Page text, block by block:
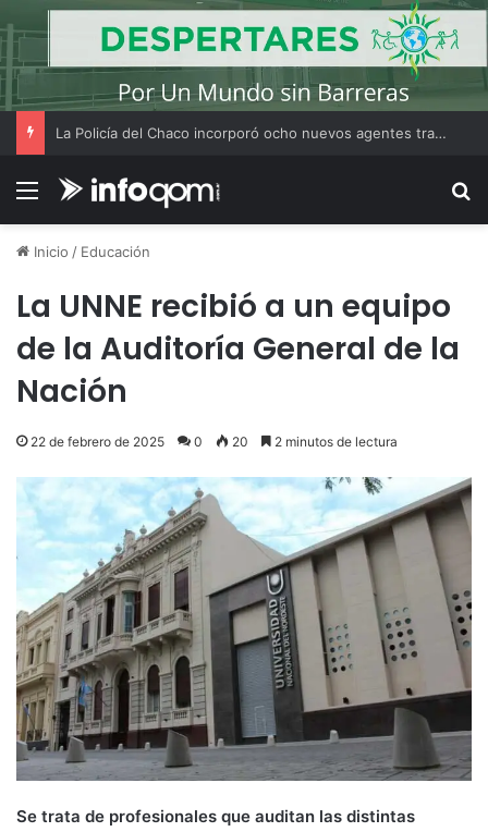
La Policía del Chaco incorporó ocho nuevos agentes tras un curso de actualización
Menú
Inicio / Educación
La UNNE recibió a un equipo
de la Auditoría General de la
Nación
22 de febrero de 2025 0 20 2 minutos de lectura
Se trata de profesionales que auditan las distintas